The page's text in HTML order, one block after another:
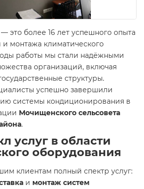
— это более 16 лет успешного опыта
и монтажа климатического
работы мы стали надёжными
организаций, включая
структуры.
успешно завершили
системы кондиционирования в
Мочищенского сельсовета
.
услуг в области
оборудования
клиентам полный спектр услуг:
и монтаж систем